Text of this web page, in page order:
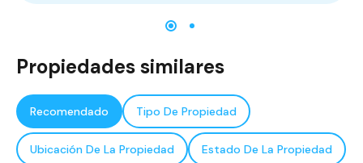
Propiedades similares
Recomendado Tipo De Propiedad
Ubicación De La Propiedad Estado De La Propiedad